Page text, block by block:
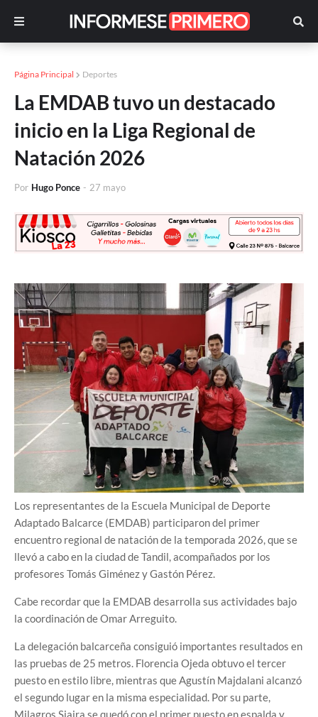
Página Principal Deportes
La EMDAB tuvo un destacado
inicio en la Liga Regional de
Natación 2026
Por Hugo Ponce - 27 mayo
Los representantes de la Escuela Municipal de Deporte
Adaptado Balcarce (EMDAB) participaron del primer
encuentro regional de natación de la temporada 2026, que se
llevó a cabo en la ciudad de Tandil, acompañados por los
profesores Tomás Giménez y Gastón Pérez.
Cabe recordar que la EMDAB desarrolla sus actividades bajo
la coordinación de Omar Arreguito.
La delegación balcarceña consiguió importantes resultados en
las pruebas de 25 metros. Florencia Ojeda obtuvo el tercer
puesto en estilo libre, mientras que Agustín Majdalani alcanzó
el segundo lugar en la misma especialidad. Por su parte,
Milagros Siaira se quedó con el primer puesto en espalda y